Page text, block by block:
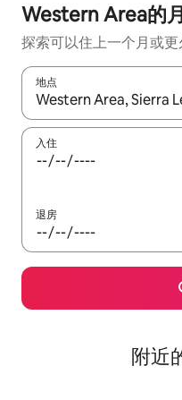
Western Area的
探索可以住上一个月或更
地点
如有搜索结果，请使用上
入住
退房
附近